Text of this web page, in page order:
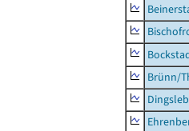
Brünn/